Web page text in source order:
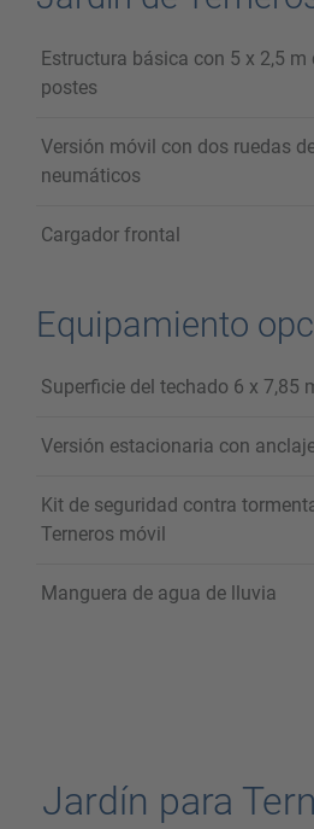
Estructura básica con 5 x 2,5
postes
Versión móvil con dos ruedas
neumáticos
Cargador frontal
Equipamiento
Superficie del techado 6 x 7,85
Versión estacionaria con
Kit de seguridad contra
Terneros móvil
Manguera de agua de lluvia
Jardín para